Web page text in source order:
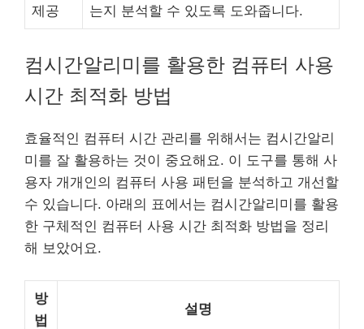
제공
는지 분석할 수 있도록 도와줍니다.
컴시간알리미를 활용한 컴퓨터 사용
시간 최적화 방법
효율적인 컴퓨터 시간 관리를 위해서는 컴시간알리
미를 잘 활용하는 것이 중요해요. 이 도구를 통해 사
용자 개개인의 컴퓨터 사용 패턴을 분석하고 개선할
수 있습니다. 아래의 표에서는 컴시간알리미를 활용
한 구체적인 컴퓨터 사용 시간 최적화 방법을 정리
해 보았어요.
방
법
설명